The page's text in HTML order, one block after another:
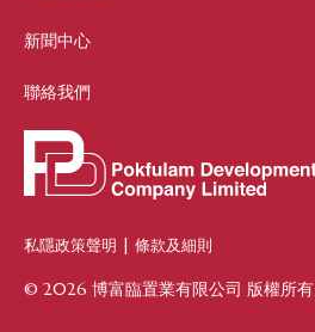
新聞中心
聯絡我們
私隱政策聲明 條款及細則
© 2026 博富臨置業有限公司 版權所有